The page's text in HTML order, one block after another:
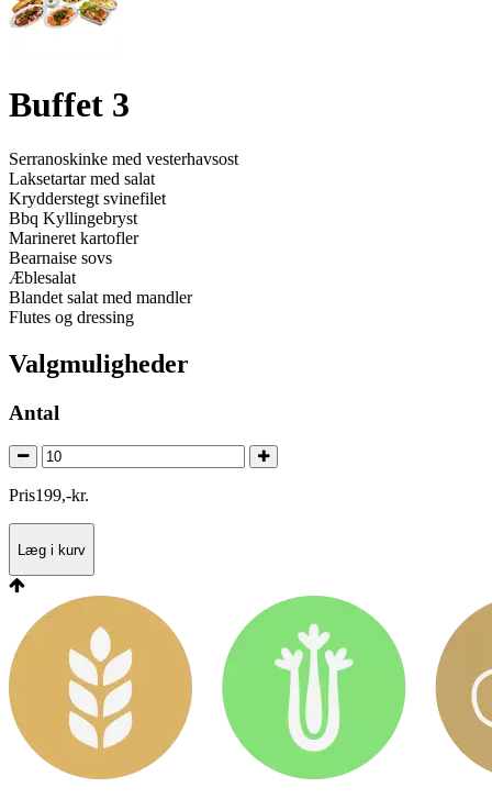
Buffet 3
Serranoskinke med vesterhavsost
Laksetartar med salat
Krydderstegt svinefilet
Bbq Kyllingebryst
Marineret kartofler
Bearnaise sovs
Æblesalat
Blandet salat med mandler
Flutes og dressing
Valgmuligheder
Antal
Pris199,-kr.
Læg i kurv